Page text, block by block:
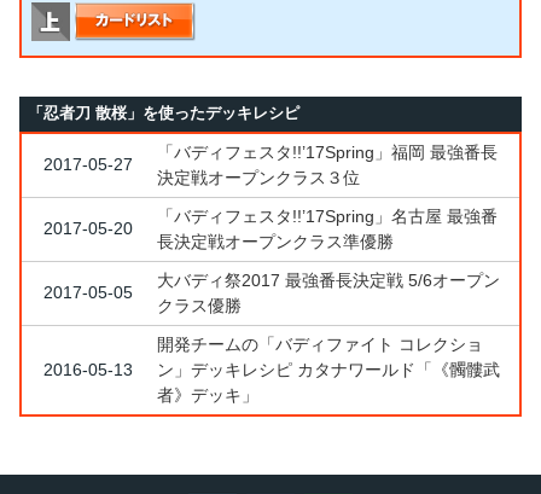
「忍者刀 散桜」を使ったデッキレシピ
2017-05-27
「バディフェスタ!!’17Spring」福岡 最強番長
決定戦オープンクラス３位
2017-05-20
「バディフェスタ!!’17Spring」名古屋 最強番
長決定戦オープンクラス準優勝
2017-05-05
大バディ祭2017 最強番長決定戦 5/6オープン
クラス優勝
2016-05-13
開発チームの「バディファイト コレクショ
ン」デッキレシピ カタナワールド「《髑髏武
者》デッキ」